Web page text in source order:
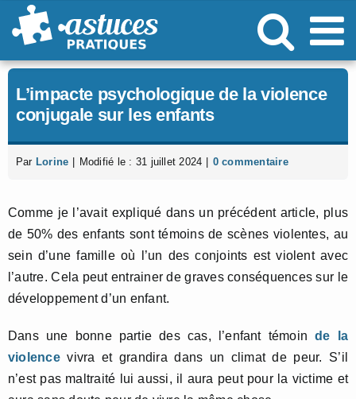
Passer
au
L’impacte psychologique de la violence
conjugale sur les enfants
Par Lorine Modifié le : 31 juillet 2024 0 commentaire
Comme je l’avait expliqué dans un précédent article, plus
de 50% des enfants sont témoins de scènes violentes, au
sein d’une famille où l’un des conjoints est violent avec
l’autre. Cela peut entrainer de graves conséquences sur le
développement d’un enfant.
Dans une bonne partie des cas, l’enfant témoinde la
violencevivra et grandira dans un climat de peur. S’il
n’est pas maltraité lui aussi, il aura peut pour la victime et